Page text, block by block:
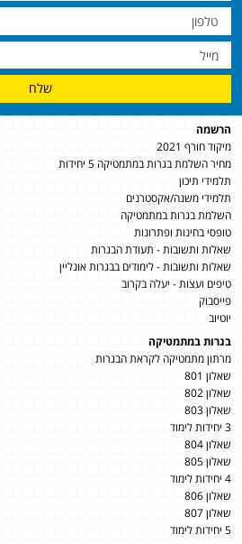
שלח
הרשמה
מיקוד חורף 2021
מחיר השלמת בגרות במתמטיקה 5 יחידות
תלמידי תיכון
תלמידי משנה/אקסטרנים
השלמת בגרות במתמטיקה
טופסי בחינות ופתרונות
שאלות ותשובות - תעודת הבגרות
שאלות ותשובות - לימודים בבגרות אונליין
טיפים ועצות - יעלה בקרוב
פייסבוק
יוטיוב
בגרות במתמטיקה
מרתון מתמטיקה לקראת הבגרות
שאלון 801
שאלון 802
שאלון 803
3 יחידות לימוד
שאלון 804
שאלון 805
4 יחידות לימוד
שאלון 806
שאלון 807
5 יחידות לימוד